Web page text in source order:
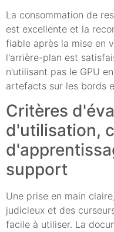
La consommation de
est excellente et la
fiable après la mise en
l'arrière-plan est
n'utilisant pas le GPU
artefacts sur les bords
Critères
d'utilisation,
support
Une prise en main
judicieux et des
facile à utiliser. La